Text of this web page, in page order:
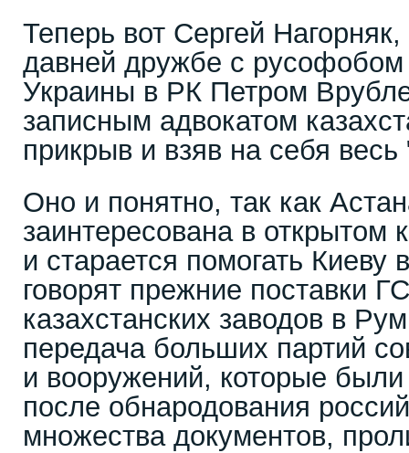
Теперь вот Сергей
давней дружбе с русофобом
Украины в РК Петром
записным адвокатом
прикрыв и взяв на себя
Оно и понятно, так как
заинтересована в открытом
и старается помогать Киеву
говорят прежние поставки
казахстанских заводов в
передача больших партий
и вооружений, которые
после обнародования
множества документов,